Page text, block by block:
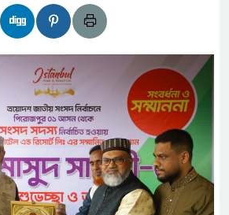
ইন্তেকাল
নতুন অধ্যায়
বিনিয়োগের এখনই
বিনিয়োগের এখনই
আটক